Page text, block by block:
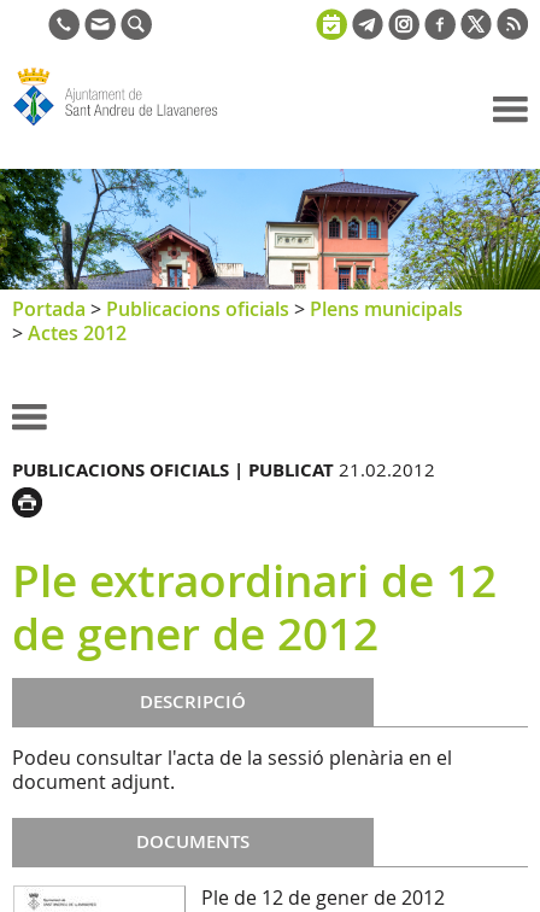
de Sant
Andreu de
Llavaneres
Portada > Publicacions oficials > Plens municipals
>Actes 2012
PUBLICACIONS OFICIALS | PUBLICAT 21.02.2012
Ple extraordinari de 12
de gener de 2012
DESCRIPCIÓ
Podeu consultar l'acta de la sessió plenària en el
document adjunt.
DOCUMENTS
Ple de 12 de gener de 2012